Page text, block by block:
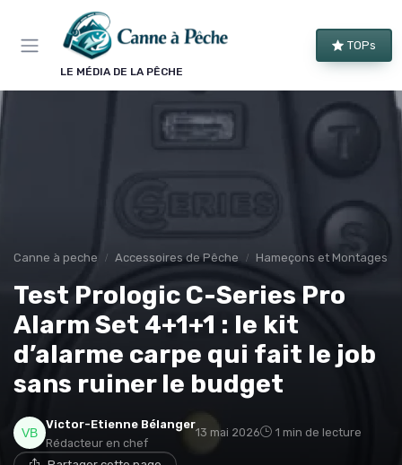
LE MÉDIA DE LA PÊCHE
TOPs
Canne à peche Accessoires de Pêche Hameçons et Montages
Test Prologic C-Series Pro
Alarm Set 4+1+1 : le kit
d’alarme carpe qui fait le job
sans ruiner le budget
Victor-Etienne Bélanger
Rédacteur en chef
13 mai 2026 1 min de lecture
Panneau de gestion des cookies